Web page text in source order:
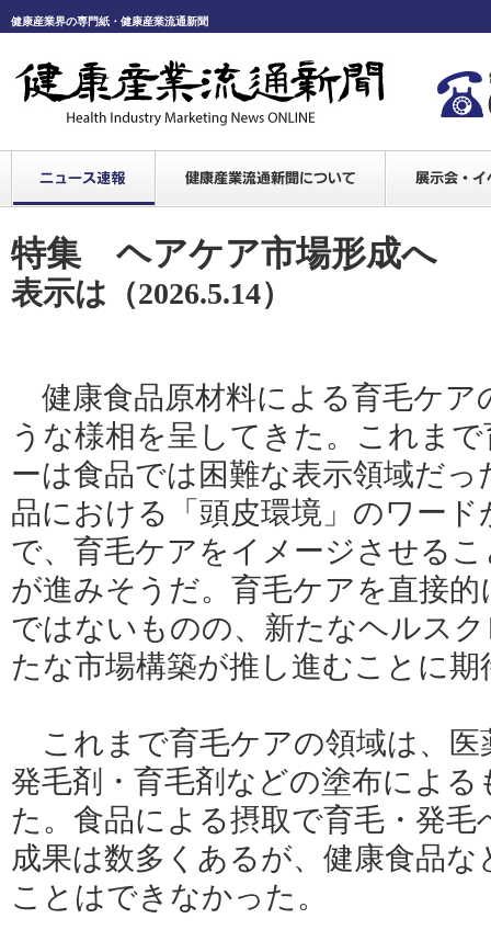
健康産業界の専門紙・健康産業流通新聞
特集 ヘアケア市場形成へ
表示は （2026.5.14）
健康食品原材料による育毛ケア
うな様相を呈してきた。これま
ーは食品では困難な表示領域だっ
品における「頭皮環境」のワー
で、育毛ケアをイメージさせる
が進みそうだ。育毛ケアを直接
ではないものの、新たなヘルス
たな市場構築が推し進むことに
これまで育毛ケアの領域は、医
発毛剤・育毛剤などの塗布によ
た。食品による摂取で育毛・発
成果は数多くあるが、健康食品
ことはできなかった。